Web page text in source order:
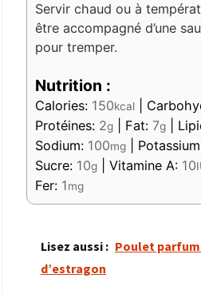
Servir chaud ou à
être accompagné d’une
pour tremper.
Nutrition :
Calories: 150kcal
Protéines: 2g Fat: 7g
Sodium: 100mg
Sucre: 10g Vitamine A: 10
Fer: 1mg
Lisez aussi : Poulet
d’estragon